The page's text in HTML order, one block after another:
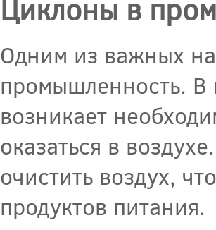
Циклоны в
Одним из важных
промышленность. В
возникает
оказаться в
очистить воздух,
продуктов питания.